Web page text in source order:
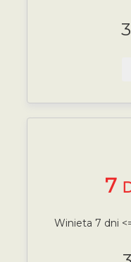
7
Winieta 7 dni